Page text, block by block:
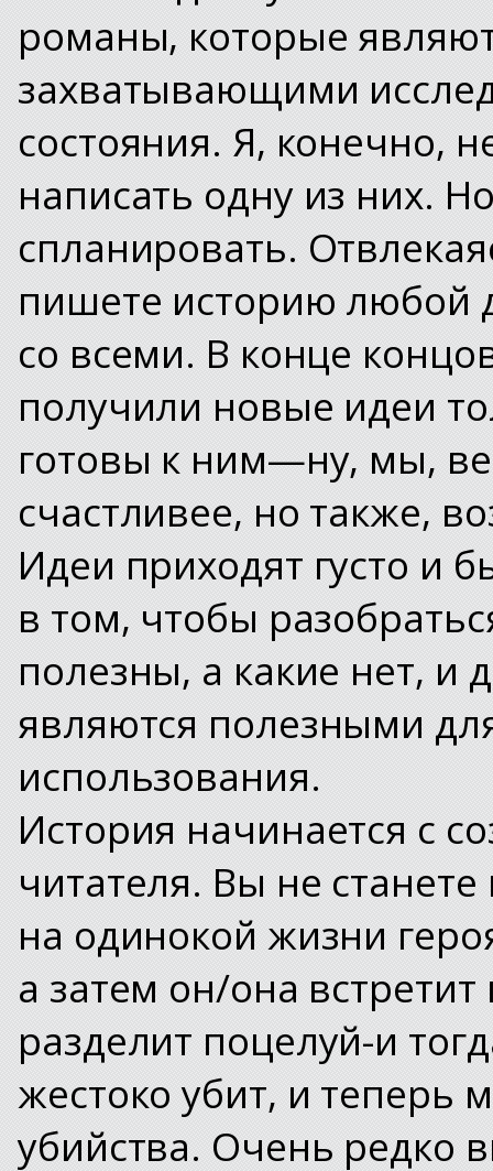
романы, которые
захватывающими
состояния. Я, конечно,
написать одну из них.
спланировать.
пишете историю любой
со всеми. В конце
получили новые идеи
готовы к ним—ну, мы,
счастливее, но также,
Идеи приходят густо и
в том, чтобы
полезны, а какие нет, и
являются полезными
использования.
История начинается с
читателя. Вы не
на одинокой жизни
а затем он/она
разделит поцелуй-и
жестоко убит, и теперь
убийства. Очень редко